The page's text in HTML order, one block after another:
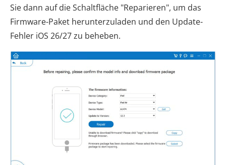
Sie dann auf die Schaltfläche "Reparieren", um das
Firmware-Paket herunterzuladen und den Update-
Fehler iOS 26/27 zu beheben.